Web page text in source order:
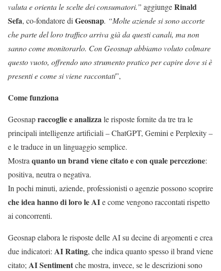
valuta e orienta le scelte dei consumatori.” aggiungeRinald
Sefa, co-fondatore di Geosnap. “Molte aziende si sono accorte
che parte del loro traffico arriva già da questi canali, ma non
sanno come monitorarlo. Con Geosnap abbiamo voluto colmare
questo vuoto, offrendo uno strumento pratico per capire dove si è
presenti e come si viene raccontati”,
Come funziona
Geosnapraccoglie e analizza le risposte fornite da tre tra le
principali intelligenze artificiali – ChatGPT, Gemini e Perplexity –
e le traduce in un linguaggio semplice.
Mostra quanto un brand viene citato e con quale percezione:
positiva, neutra o negativa.
In pochi minuti, aziende, professionisti o agenzie possono scoprire
che idea hanno di loro le AIe come vengono raccontati rispetto
ai concorrenti.
Geosnap elabora le risposte delle AI su decine di argomenti e crea
due indicatori: AI Rating, che indica quanto spesso il brand viene
citato; AI Sentimentche mostra, invece, se le descrizioni sono